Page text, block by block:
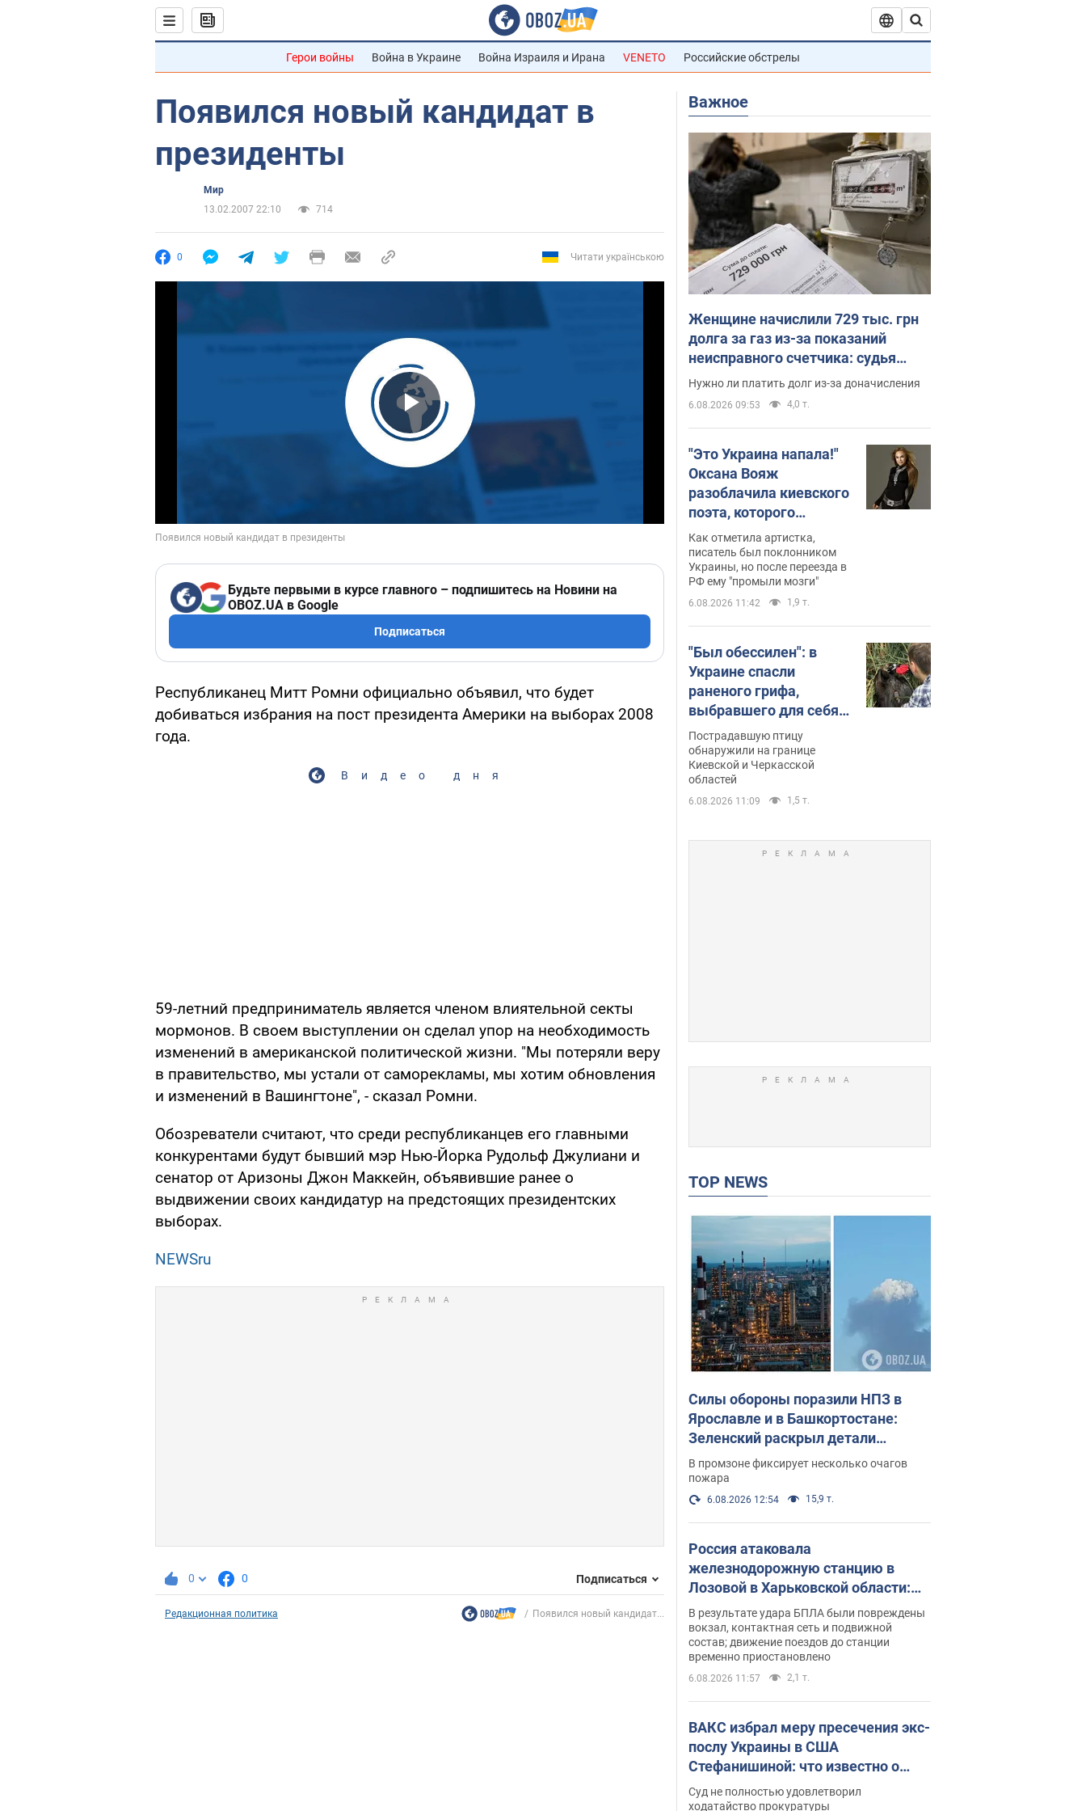
Герои войны Война в Украине Война Израиля и Ирана VENETO Российские обстрелы
Появился новый кандидат в
президенты
Мир
13.02.2007 22:10
714
0 Читати українською
Play Video
Будьте первыми в курсе главного – подпишитесь на Новини на
OBOZ.UA в Google
Подписаться
Республиканец Митт Ромни официально объявил, что будет
добиваться избрания на пост президента Америки на выборах 2008
года.
Видео дня
59-летний предприниматель является членом влиятельной секты
мормонов. В своем выступлении он сделал упор на необходимость
изменений в американской политической жизни. "Мы потеряли веру
в правительство, мы устали от саморекламы, мы хотим обновления
и изменений в Вашингтоне", - сказал Ромни.
Обозреватели считают, что среди республиканцев его главными
конкурентами будут бывший мэр Нью-Йорка Рудольф Джулиани и
сенатор от Аризоны Джон Маккейн, объявившие ранее о
выдвижении своих кандидатур на предстоящих президентских
выборах.
NEWSru
0 0 Подписаться
Редакционная политика Появился новый кандидат...
Важное
Женщине начислили 729 тыс. грн
долга за газ из-за показаний
неисправного счетчика: судья
вынес неожиданное решение
Нужно ли платить долг из-за доначисления
6.08.2026 09:53 4,0 т.
"Это Украина напала!"
Оксана Вояж
разоблачила киевского
поэта, которого
"зазомбировали": он
даже русского не знал,
а теперь хочет
геноцида украинцев
Как отметила артистка,
писатель был поклонником
Украины, но после переезда в
РФ ему "промыли мозги"
6.08.2026 11:42 1,9 т.
"Был обессилен": в
Украине спасли
раненого грифа,
выбравшего для себя
нетипичный маршрут.
Фото
Пострадавшую птицу
обнаружили на границе
Киевской и Черкасской
областей
6.08.2026 11:09 1,5 т.
TOP NEWS
Силы обороны поразили НПЗ в
Ярославле и в Башкортостане:
Зеленский раскрыл детали
операции. Фото и видео
В промзоне фиксирует несколько очагов
пожара
6.08.2026 12:54 15,9 т.
Россия атаковала
железнодорожную станцию в
Лозовой в Харьковской области:
есть погибшие и раненые
В результате удара БПЛА были повреждены
вокзал, контактная сеть и подвижной
состав; движение поездов до станции
временно приостановлено
6.08.2026 11:57 2,1 т.
ВАКС избрал меру пресечения экс-
послу Украины в США
Стефанишиной: что известно о
деле
Суд не полностью удовлетворил
ходатайство прокуратуры